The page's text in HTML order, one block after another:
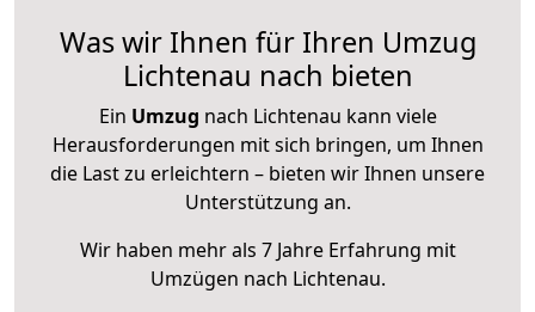
Was wir Ihnen für Ihren Umzug
Lichtenau nach bieten
Ein Umzug nach Lichtenau kann viele
Herausforderungen mit sich bringen, um Ihnen
die Last zu erleichtern – bieten wir Ihnen unsere
Unterstützung an.
Wir haben mehr als 7 Jahre Erfahrung mit
Umzügen nach Lichtenau.